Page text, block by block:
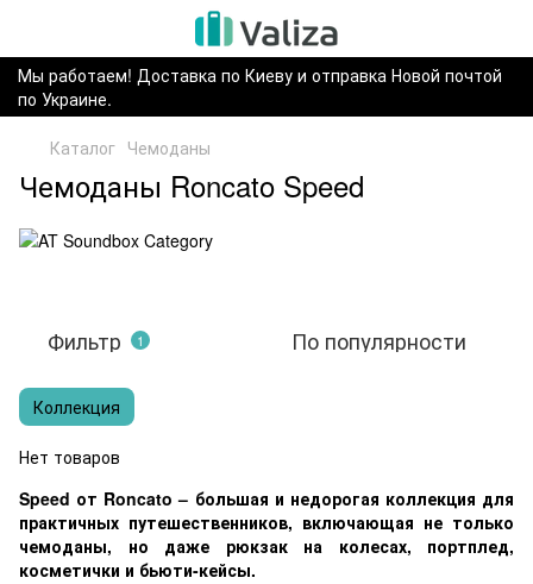
Мы работаем! Доставка по Киеву и отправка Новой почтой
по Украине.
Каталог Чемоданы
Чемоданы Roncato Speed
Фильтр 1 По популярности
Коллекция
Нет товаров
Speed от Roncato – большая и недорогая коллекция для
практичных путешественников, включающая не только
чемоданы, но даже рюкзак на колесах, портплед,
косметички и бьюти-кейсы.